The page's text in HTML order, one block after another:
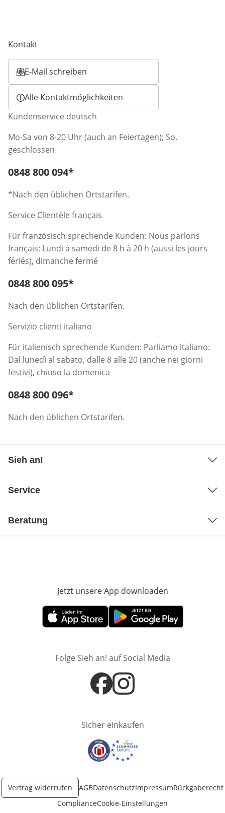
Kontakt
E-Mail schreiben
Öffnet E-Mail-Client
Alle Kontaktmöglichkeiten
Kundenservice deutsch
Mo-Sa von 8-20 Uhr (auch an Feiertagen); So.
geschlossen
Telefonnummer:
0848 800 094*
*Nach den üblichen Ortstarifen.
Service Clientèle français
Für französisch sprechende Kunden: Nous parlons
français: Lundi à samedi de 8 h à 20 h (aussi les jours
fériés), dimanche fermé
Telefonnummer:
0848 800 095*
Nach den üblichen Ortstarifen.
Servizio clienti italiano
Für italienisch sprechende Kunden: Parliamo italiano:
Dal lunedì al sabato, dalle 8 alle 20 (anche nei giorni
festivi), chiuso la domenica
Telefonnummer:
0848 800 096*
Nach den üblichen Ortstarifen.
Sieh an!
Service
Beratung
Jetzt unsere App downloaden
Öffnet in neuem FensterÖffnet in neuem Fenster
Folge Sieh an! auf Social Media
Öffnet in neuem Fenster
Öffnet in neuem Fenster
Sicher einkaufen
Öffnet in neuem Fenster
Öffnet in neuem Fenster
Vertrag widerrufen AGBDatenschutzImpressumRückgaberecht
ComplianceCookie-Einstellungen